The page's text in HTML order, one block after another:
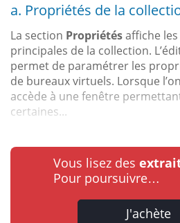
a. Propriétés de la
La section Propriétésaffiche
principales de la collection.
permet de paramétrer les
de bureaux virtuels. Lorsque
accède à une fenêtre
certaines...
Vous lisez des
Pour poursuivre…
J'achète